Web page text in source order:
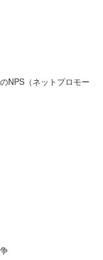
NPS（ネットプロモー